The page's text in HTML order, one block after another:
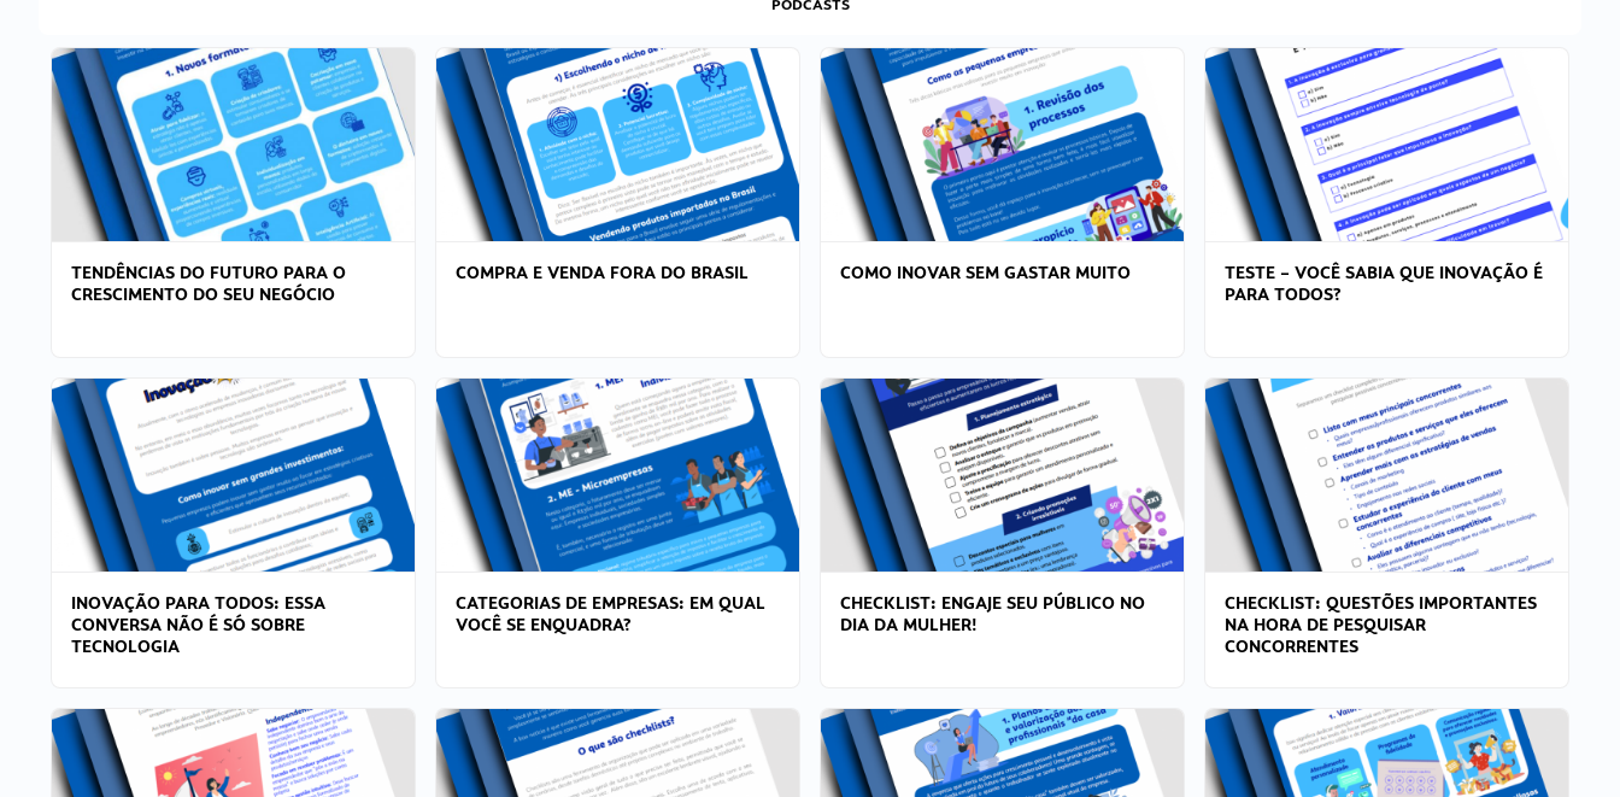
PODCASTS
TENDÊNCIAS DO FUTURO PARA O
CRESCIMENTO DO SEU NEGÓCIO
COMPRA E VENDA FORA DO BRASIL COMO INOVAR SEM GASTAR MUITO
TESTE – VOCÊ SABIA QUE INOVAÇÃO É
PARA TODOS?
INOVAÇÃO PARA TODOS: ESSA
CONVERSA NÃO É SÓ SOBRE
TECNOLOGIA
CATEGORIAS DE EMPRESAS: EM QUAL
VOCÊ SE ENQUADRA?
CHECKLIST: ENGAJE SEU PÚBLICO NO
DIA DA MULHER!
CHECKLIST: QUESTÕES IMPORTANTES
NA HORA DE PESQUISAR
CONCORRENTES